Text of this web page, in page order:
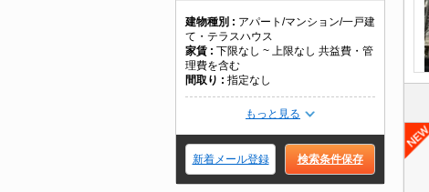
建物種別
アパート/マンション/一戸建
て・テラスハウス
家賃
下限なし ~ 上限なし 共益費・管
理費を含む
間取り
指定なし
もっと見る
新着メール登録 検索条件保存